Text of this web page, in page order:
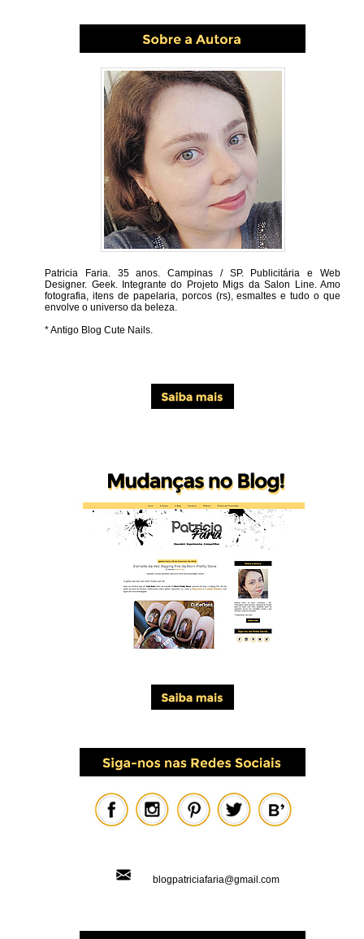
Patricia Faria. 35 anos. Campinas / SP. Publicitária e Web
Designer. Geek. Integrante do Projeto Migs da Salon Line. Amo
fotografia, itens de papelaria, porcos (rs), esmaltes e tudo o que
envolve o universo da beleza.
* Antigo Blog Cute Nails.
blogpatriciafaria@gmail.com